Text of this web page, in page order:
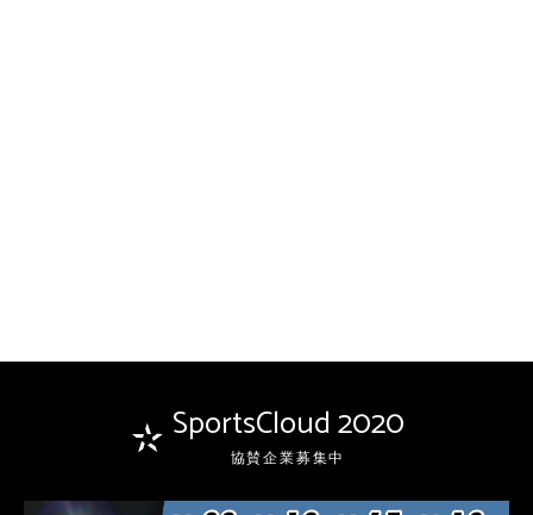
SportsCloud 2020
協賛企業募集中